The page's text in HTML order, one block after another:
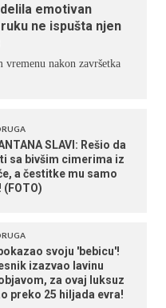
emotivan
ne ispušta njen
nakon završetka
SLAVI: Rešio da
sa bivšim cimerima iz
a čestitke mu samo
svoju 'bebicu'!
izazvao lavinu
za ovaj luksuz
preko 25 hiljada evra!